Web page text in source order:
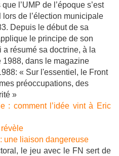
l’UMP de l’époque s’est
de l’élection municipale
Depuis le début de sa
le principe de son
résumé sa doctrine, à la
dans le magazine
« Sur l'essentiel, le Front
préoccupations, des
»
: comment l’idée vint à Eric
une liaison dangereuse
le jeu avec le FN sert de